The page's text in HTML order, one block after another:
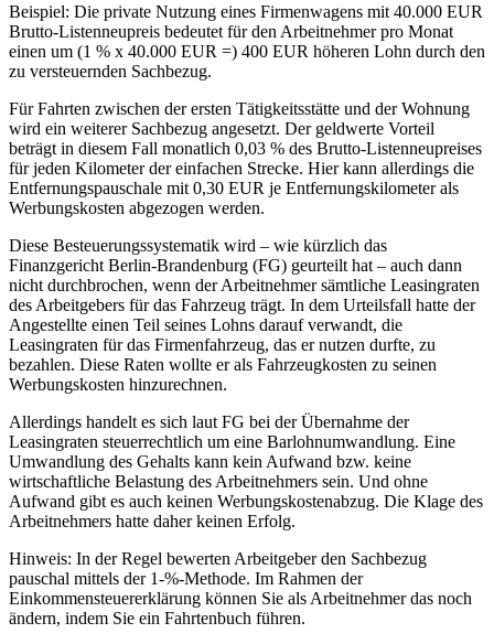
Beispiel: Die private Nutzung eines Firmenwagens mit 40.000 EUR
Brutto-Listenneupreis bedeutet für den Arbeitnehmer pro Monat
einen um (1 % x 40.000 EUR =) 400 EUR höheren Lohn durch den
zu versteuernden Sachbezug.
Für Fahrten zwischen der ersten Tätigkeitsstätte und der Wohnung
wird ein weiterer Sachbezug angesetzt. Der geldwerte Vorteil
beträgt in diesem Fall monatlich 0,03 % des Brutto-Listenneupreises
für jeden Kilometer der einfachen Strecke. Hier kann allerdings die
Entfernungspauschale mit 0,30 EUR je Entfernungskilometer als
Werbungskosten abgezogen werden.
Diese Besteuerungssystematik wird – wie kürzlich das
Finanzgericht Berlin-Brandenburg (FG) geurteilt hat – auch dann
nicht durchbrochen, wenn der Arbeitnehmer sämtliche Leasingraten
des Arbeitgebers für das Fahrzeug trägt. In dem Urteilsfall hatte der
Angestellte einen Teil seines Lohns darauf verwandt, die
Leasingraten für das Firmenfahrzeug, das er nutzen durfte, zu
bezahlen. Diese Raten wollte er als Fahrzeugkosten zu seinen
Werbungskosten hinzurechnen.
Allerdings handelt es sich laut FG bei der Übernahme der
Leasingraten steuerrechtlich um eine Barlohnumwandlung. Eine
Umwandlung des Gehalts kann kein Aufwand bzw. keine
wirtschaftliche Belastung des Arbeitnehmers sein. Und ohne
Aufwand gibt es auch keinen Werbungskostenabzug. Die Klage des
Arbeitnehmers hatte daher keinen Erfolg.
Hinweis: In der Regel bewerten Arbeitgeber den Sachbezug
pauschal mittels der 1-%-Methode. Im Rahmen der
Einkommensteuererklärung können Sie als Arbeitnehmer das noch
ändern, indem Sie ein Fahrtenbuch führen.